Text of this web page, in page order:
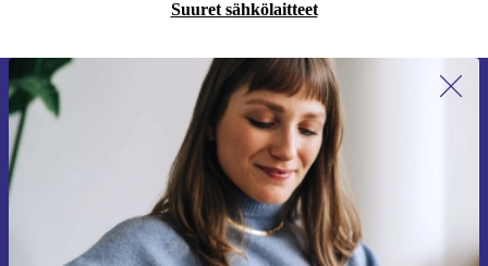
Suuret sähkölaitteet
Liity ensimmäistä kertaa uutiskirjeen
tilaajaksi ja säästä 15 €!
Älä missaa enää yhtäkään tarjousta.